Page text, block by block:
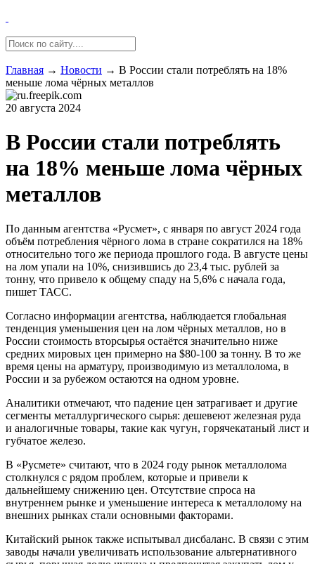
Главная → Новости → В России стали потреблять на 18%
меньше лома чёрных металлов
20 августа 2024
В России стали потреблять
на 18% меньше лома чёрных
металлов
По данным агентства «Русмет», с января по август 2024 года
объём потребления чёрного лома в стране сократился на 18%
относительно того же периода прошлого года. В августе цены
на лом упали на 10%, снизившись до 23,4 тыс. рублей за
тонну, что привело к общему спаду на 5,6% с начала года,
пишет ТАСС.
Согласно информации агентства, наблюдается глобальная
тенденция уменьшения цен на лом чёрных металлов, но в
России стоимость вторсырья остаётся значительно ниже
средних мировых цен примерно на $80-100 за тонну. В то же
время цены на арматуру, производимую из металлолома, в
России и за рубежом остаются на одном уровне.
Аналитики отмечают, что падение цен затрагивает и другие
сегменты металлургического сырья: дешевеют железная руда
и аналогичные товары, такие как чугун, горячекатаный лист и
губчатое железо.
В «Русмете» считают, что в 2024 году рынок металлолома
столкнулся с рядом проблем, которые и привели к
дальнейшему снижению цен. Отсутствие спроса на
внутреннем рынке и уменьшение интереса к металлолому на
внешних рынках стали основными факторами.
Китайский рынок также испытывал дисбаланс. В связи с этим
заводы начали увеличивать использование альтернативного